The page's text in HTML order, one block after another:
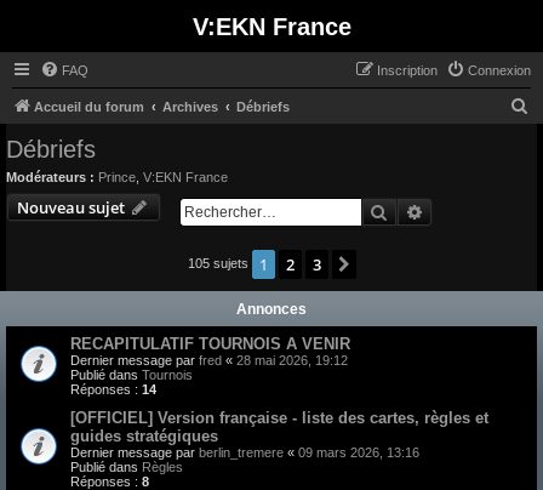
V:EKN France
FAQ Connexion
Inscription
Accueil du forum Archives Débriefs
Débriefs
Modérateurs : Prince V:EKN France
Nouveau sujet Rechercher
105 sujets 1 2 3
Annonces
RECAPITULATIF TOURNOIS A VENIR
Dernier message par fred « 28 mai 2026, 19:12
Publié dans Tournois
Réponses : 14
[OFFICIEL] Version française - liste des cartes, règles et
guides stratégiques
Dernier message par berlin_tremere « 09 mars 2026, 13:16
Publié dans Règles
Réponses : 8